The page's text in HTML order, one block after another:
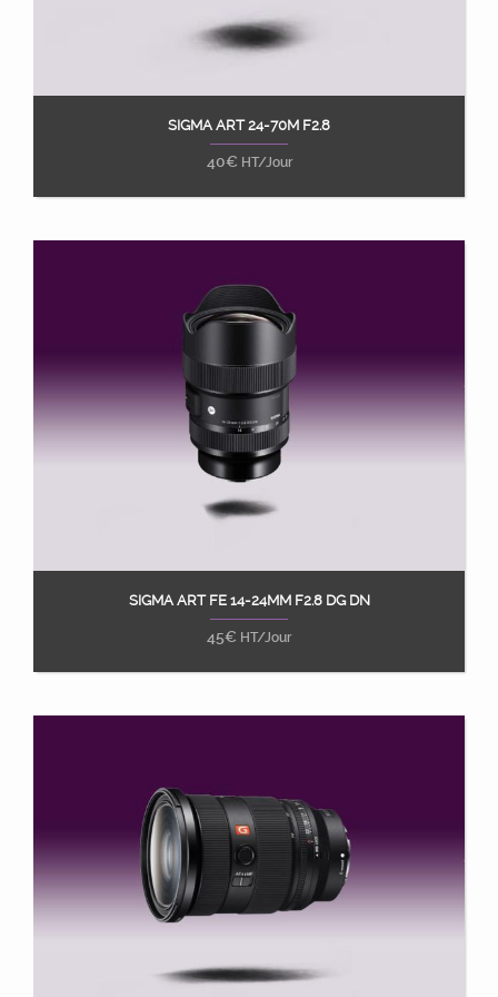
Ajouter au panier
SIGMA ART 24-70M F2.8
40€ HT/Jour
Ajouter au panier
SIGMA ART FE 14-24MM F2.8 DG DN
45€ HT/Jour